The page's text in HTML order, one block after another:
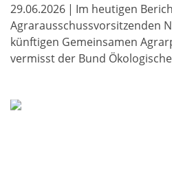
29.06.2026 | Im heutigen
Agrarausschussvorsitzenden
künftigen Gemeinsamen
vermisst der Bund